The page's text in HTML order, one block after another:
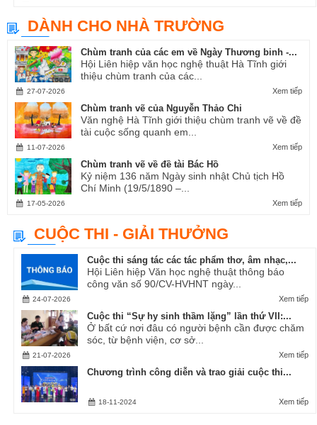
DÀNH CHO NHÀ TRƯỜNG
Chùm tranh của các em về Ngày Thương binh -...
Hội Liên hiệp văn học nghệ thuật Hà Tĩnh giới
thiệu chùm tranh của các...
Xem tiếp
27-07-2026
Chùm tranh vẽ của Nguyễn Thảo Chi
Văn nghệ Hà Tĩnh giới thiệu chùm tranh vẽ về đề
tài cuộc sống quanh em...
Xem tiếp
11-07-2026
Chùm tranh vẽ về đề tài Bác Hồ
Kỷ niệm 136 năm Ngày sinh nhật Chủ tịch Hồ
Chí Minh (19/5/1890 –...
Xem tiếp
17-05-2026
CUỘC THI - GIẢI THƯỞNG
Cuộc thi sáng tác các tác phẩm thơ, âm nhạc,...
Hội Liên hiệp Văn học nghệ thuật thông báo
công văn số 90/CV-HVHNT ngày...
Xem tiếp
24-07-2026
Cuộc thi “Sự hy sinh thầm lặng” lần thứ VII:...
Ở bất cứ nơi đâu có người bệnh cần được chăm
sóc, từ bệnh viện, cơ sở...
Xem tiếp
21-07-2026
Chương trình công diễn và trao giải cuộc thi...
Xem tiếp
18-11-2024